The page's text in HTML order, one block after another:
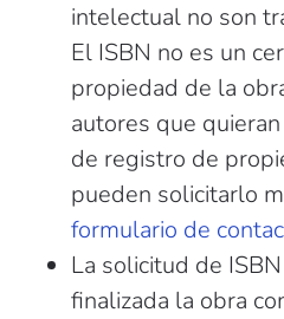
intelectual no son
El ISBN no es un
propiedad de la
autores que
de registro de
pueden solicitarlo
formulario de
La solicitud de
finalizada la obra